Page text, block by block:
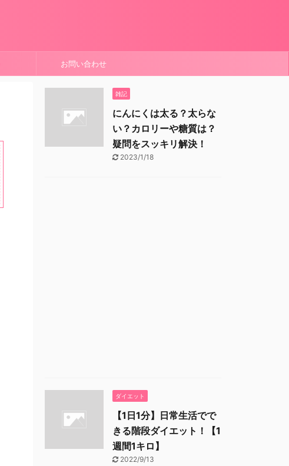
お問い合わせ
雑記
にんにくは太る？太らな
い？カロリーや糖質は？
疑問をスッキリ解決！
2023/1/18
ダイエット
【1日1分】日常生活でで
きる階段ダイエット！【1
週間1キロ】
2022/9/13